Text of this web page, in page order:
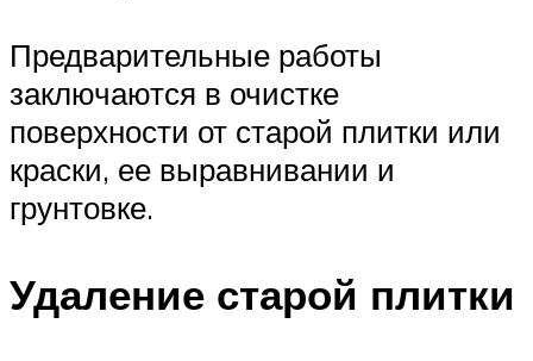
Предварительные работы
заключаются в очистке
поверхности от старой плитки или
краски, ее выравнивании и
грунтовке.
Удаление старой плитки